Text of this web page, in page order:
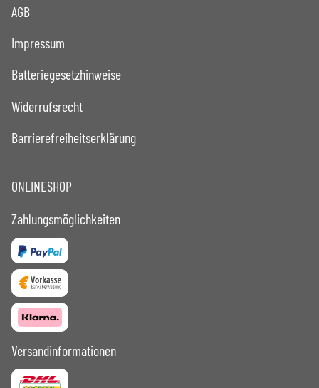
AGB
Impressum
Batteriegesetzhinweise
Widerrufsrecht
Barrierefreiheitserklärung
ONLINESHOP
Zahlungsmöglichkeiten
Versandinformationen